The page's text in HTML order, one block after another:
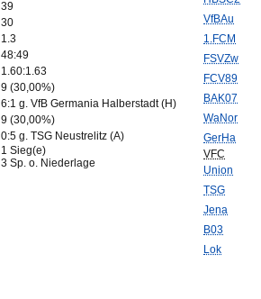
39
30
1.3
48:49
1.60:1.63
9 (30,00%)
6:1 g. VfB Germania Halberstadt (H)
9 (30,00%)
0:5 g. TSG Neustrelitz (A)
1 Sieg(e)
3 Sp. o. Niederlage
VfBAu
1.FCM
FSVZw
FCV89
BAK07
WaNor
GerHa
VFC
Union
TSG
Jena
B03
Lok